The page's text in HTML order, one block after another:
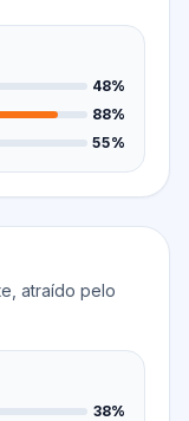
48%
88%
55%
atraído pelo
38%